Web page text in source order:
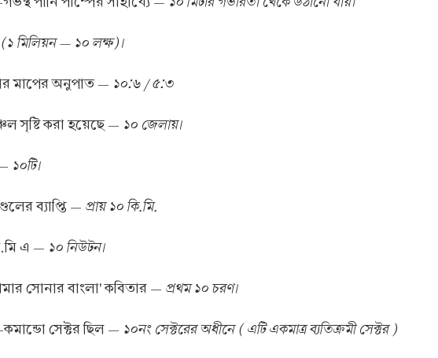
মিলিয়ন — ১০ লক্ষ)।
মাপের অনুপাত — ১০∶৬ / ৫∶৩
সৃষ্টি করা হয়েছে — ১০ জেলায়।
১০টি।
ব্যাপ্তি — প্রায় ১০ কি.মি.
এ — ১০ নিউটন।
সোনার বাংলা' কবিতার — প্রথম ১০ চরণ।
সেক্টর ছিল — ১০নং সেক্টরের অধীনে ( এটি একমাত্র ব্যতিক্রমী সেক্টর )